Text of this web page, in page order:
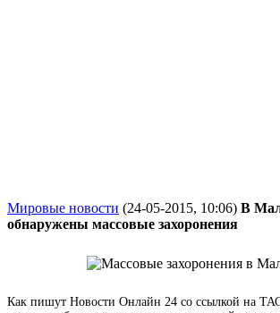
Мировые новости (24-05-2015, 10:06) В
обнаружены массовые захоронения
Как пишут Новости Онлайн 24 со ссылкой на